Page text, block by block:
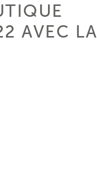
AVEC LA